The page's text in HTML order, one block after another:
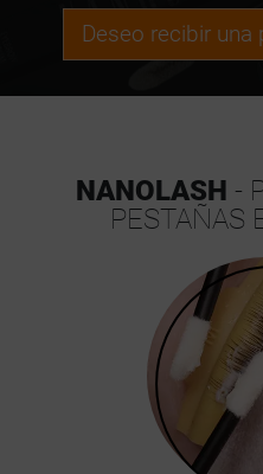
Deseo recibir
NANOLASH -
PESTAÑAS